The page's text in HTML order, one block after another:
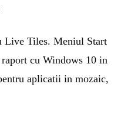
Live Tiles. Meniul Start
cu Windows 10 in
aplicatii in mozaic,